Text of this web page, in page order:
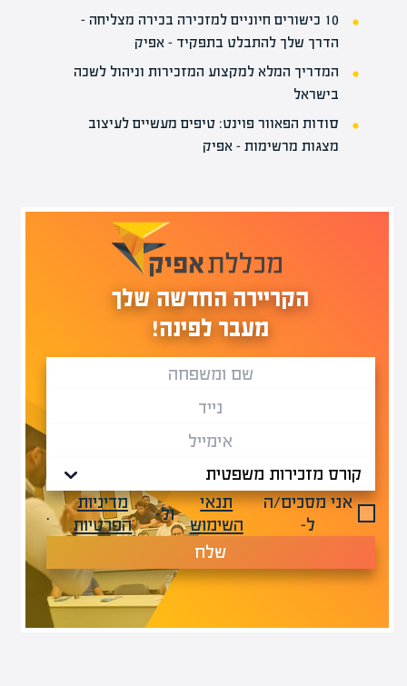
10 כישורים חיוניים למזכירה בכירה מצליחה –
הדרך שלך להתבלט בתפקיד – אפיק
המדריך המלא למקצוע המזכירות וניהול לשכה
בישראל
סודות הפאוור פוינט: טיפים מעשיים לעיצוב
מצגות מרשימות – אפיק
הקריירה החדשה שלך
מעבר לפינה!
אני מסכים/ה
ל-
תנאי
השימוש
ול-
מדיניות
הפרטיות
.
שלח